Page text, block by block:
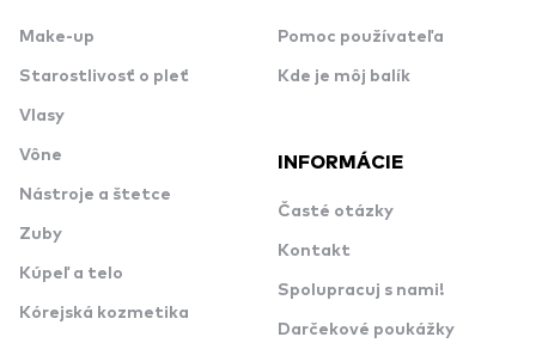
Make-up
Starostlivosť o pleť
Vlasy
Vône
Nástroje a štetce
Zuby
Kúpeľ a telo
Kórejská kozmetika
Pomoc používateľa
Kde je môj balík
INFORMÁCIE
Časté otázky
Kontakt
Spolupracuj s nami!
Darčekové poukážky